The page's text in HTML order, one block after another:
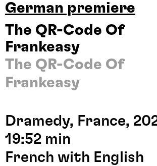
German premiere
The QR-Code Of
Frankeasy
The QR-Code Of
Frankeasy
Dramedy, France,
19:52 min
French with English